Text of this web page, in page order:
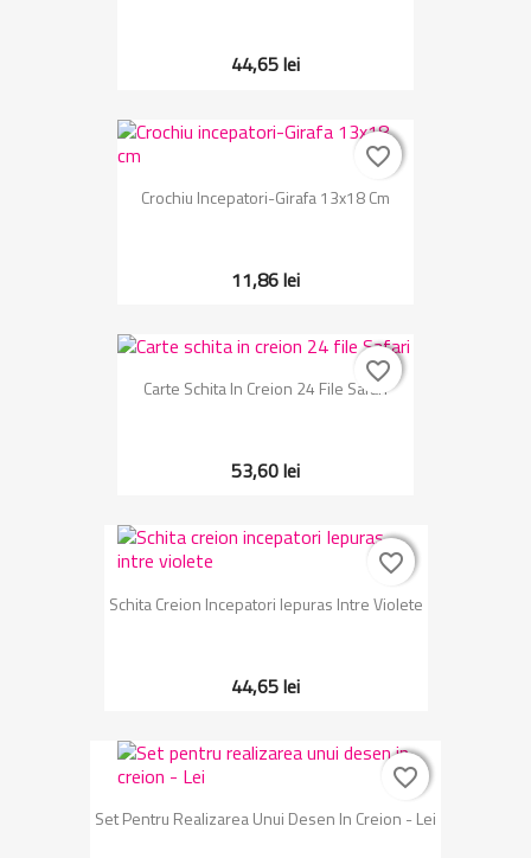
44,65 lei
Crochiu Incepatori-Girafa 13x18 Cm
11,86 lei
favorite_border
favorite_border
Carte Schita In Creion 24 File Safari
53,60 lei
favorite_border
favorite_border
Schita Creion Incepatori Iepuras Intre Violete
44,65 lei
favorite_border
favorite_border
Set Pentru Realizarea Unui Desen In Creion - Lei
favorite_border
favorite_border